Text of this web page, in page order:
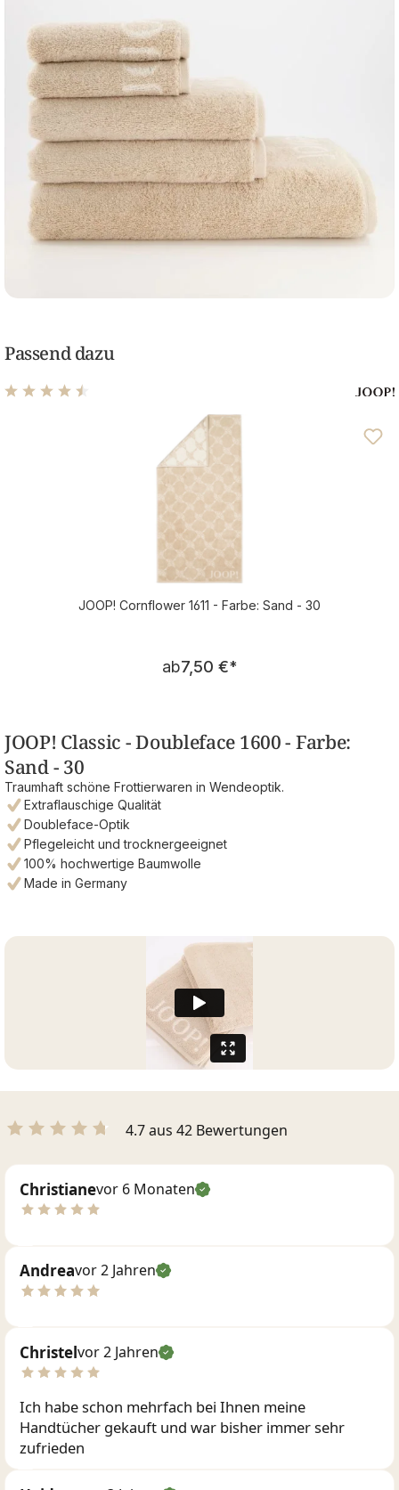
Passend dazu
Durchschnittliche Bewertung von 4.5 von 5 Sternen
JOOP! Cornflower 1611 - Farbe: Sand - 30
Regulärer Preis:
ab7,50 €*
JOOP! Classic - Doubleface 1600 - Farbe:
Sand - 30
Traumhaft schöne Frottierwaren in Wendeoptik.
Extraflauschige Qualität
Doubleface-Optik
Pflegeleicht und trocknergeeignet
100% hochwertige Baumwolle
Made in Germany
4.7 aus 42 Bewertungen
Christianevor 6 Monaten
Andreavor 2 Jahren
Christelvor 2 Jahren
Ich habe schon mehrfach bei Ihnen meine
Handtücher gekauft und war bisher immer sehr
zufrieden